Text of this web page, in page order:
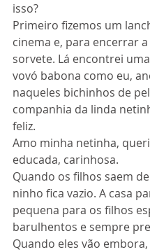
isso?
Primeiro fizemos um
cinema e, para encerrar
sorvete. Lá encontrei
vovó babona como eu,
naqueles bichinhos de
companhia da linda
feliz.
Amo minha netinha,
educada, carinhosa.
Quando os filhos saem
ninho fica vazio. A casa
pequena para os filhos
barulhentos e sempre
Quando eles vão